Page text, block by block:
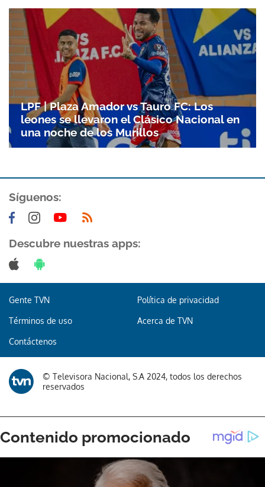
ACEPTAR
LPF | Plaza Amador vs Tauro FC: Los
leones se llevaron el Clásico Nacional en
una noche de los Murillos
Síguenos:
Descubre nuestras apps:
Gente TVN Política de privacidad
Términos de uso Acerca de TVN
Contáctenos
© Televisora Nacional, S.A 2024, todos los derechos
reservados